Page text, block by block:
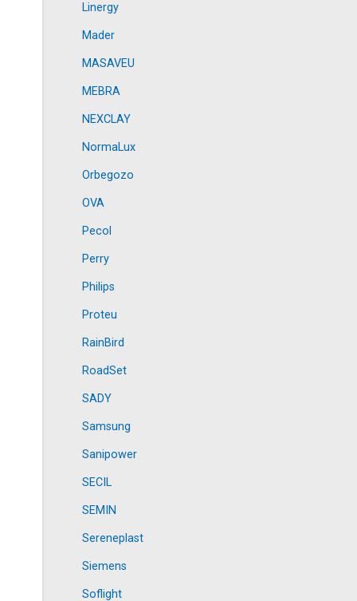
Linergy
Mader
MASAVEU
MEBRA
NEXCLAY
NormaLux
Orbegozo
OVA
Pecol
Perry
Philips
Proteu
RainBird
RoadSet
SADY
Samsung
Sanipower
SECIL
SEMIN
Sereneplast
Siemens
Soflight